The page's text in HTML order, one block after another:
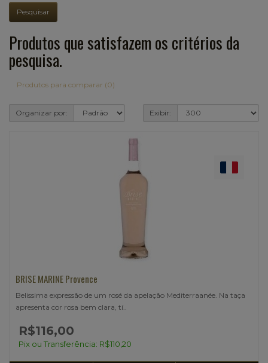
Produtos que satisfazem os critérios da
pesquisa.
Produtos para comparar (0)
Organizar por: Exibir:
BRISE MARINE Provence
Belissima expressão de um rosé da apelação Mediterraanée. Na taça
apresenta cor rosa bem clara, tí..
R$116,00
Pix ou Transferência: R$110,20